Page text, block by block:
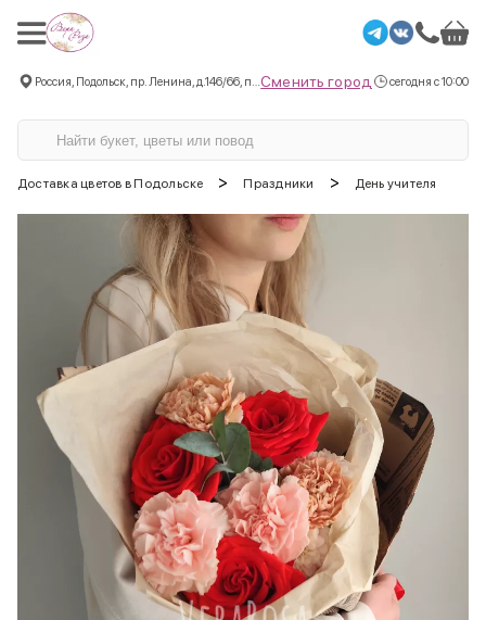
Сменить город сегодня с 10:00
Доставка цветов в Подольске > Праздники > День учителя